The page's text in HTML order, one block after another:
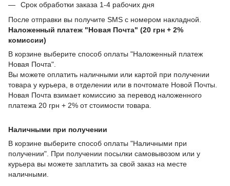
Срок обработки заказа 1-4 рабочих дня
После отправки вы получите SMS с номером накладной.
Наложенный платеж "Новая Почта" (20 грн + 2%
комиссии)
В корзине выберите способ оплаты "Наложенный платеж
Новая Почта".
Вы можете оплатить наличными или картой при получении
товара у курьера, в отделении или в почтомате Новой Почты.
Новая Почта взимает комиссию за перевод наложенного
платежа 20 грн + 2% от стоимости товара.
Наличными при получении
В корзине выберите способ оплаты "Наличными при
получении". При получении посылки самовывозом или у
курьера вы можете заплатить за свой заказ на месте
наличными.